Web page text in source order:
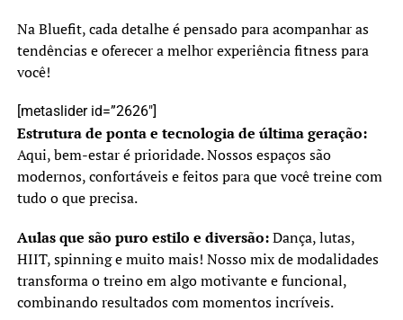
Na Bluefit, cada detalhe é pensado para acompanhar as
tendências e oferecer a melhor experiência fitness para
você!
[metaslider id=”2626″]
Estrutura de ponta e tecnologia de última geração:
Aqui, bem-estar é prioridade. Nossos espaços são
modernos, confortáveis e feitos para que você treine com
tudo o que precisa.
Aulas que são puro estilo e diversão:Dança, lutas,
HIIT, spinning e muito mais! Nosso mix de modalidades
transforma o treino em algo motivante e funcional,
combinando resultados com momentos incríveis.